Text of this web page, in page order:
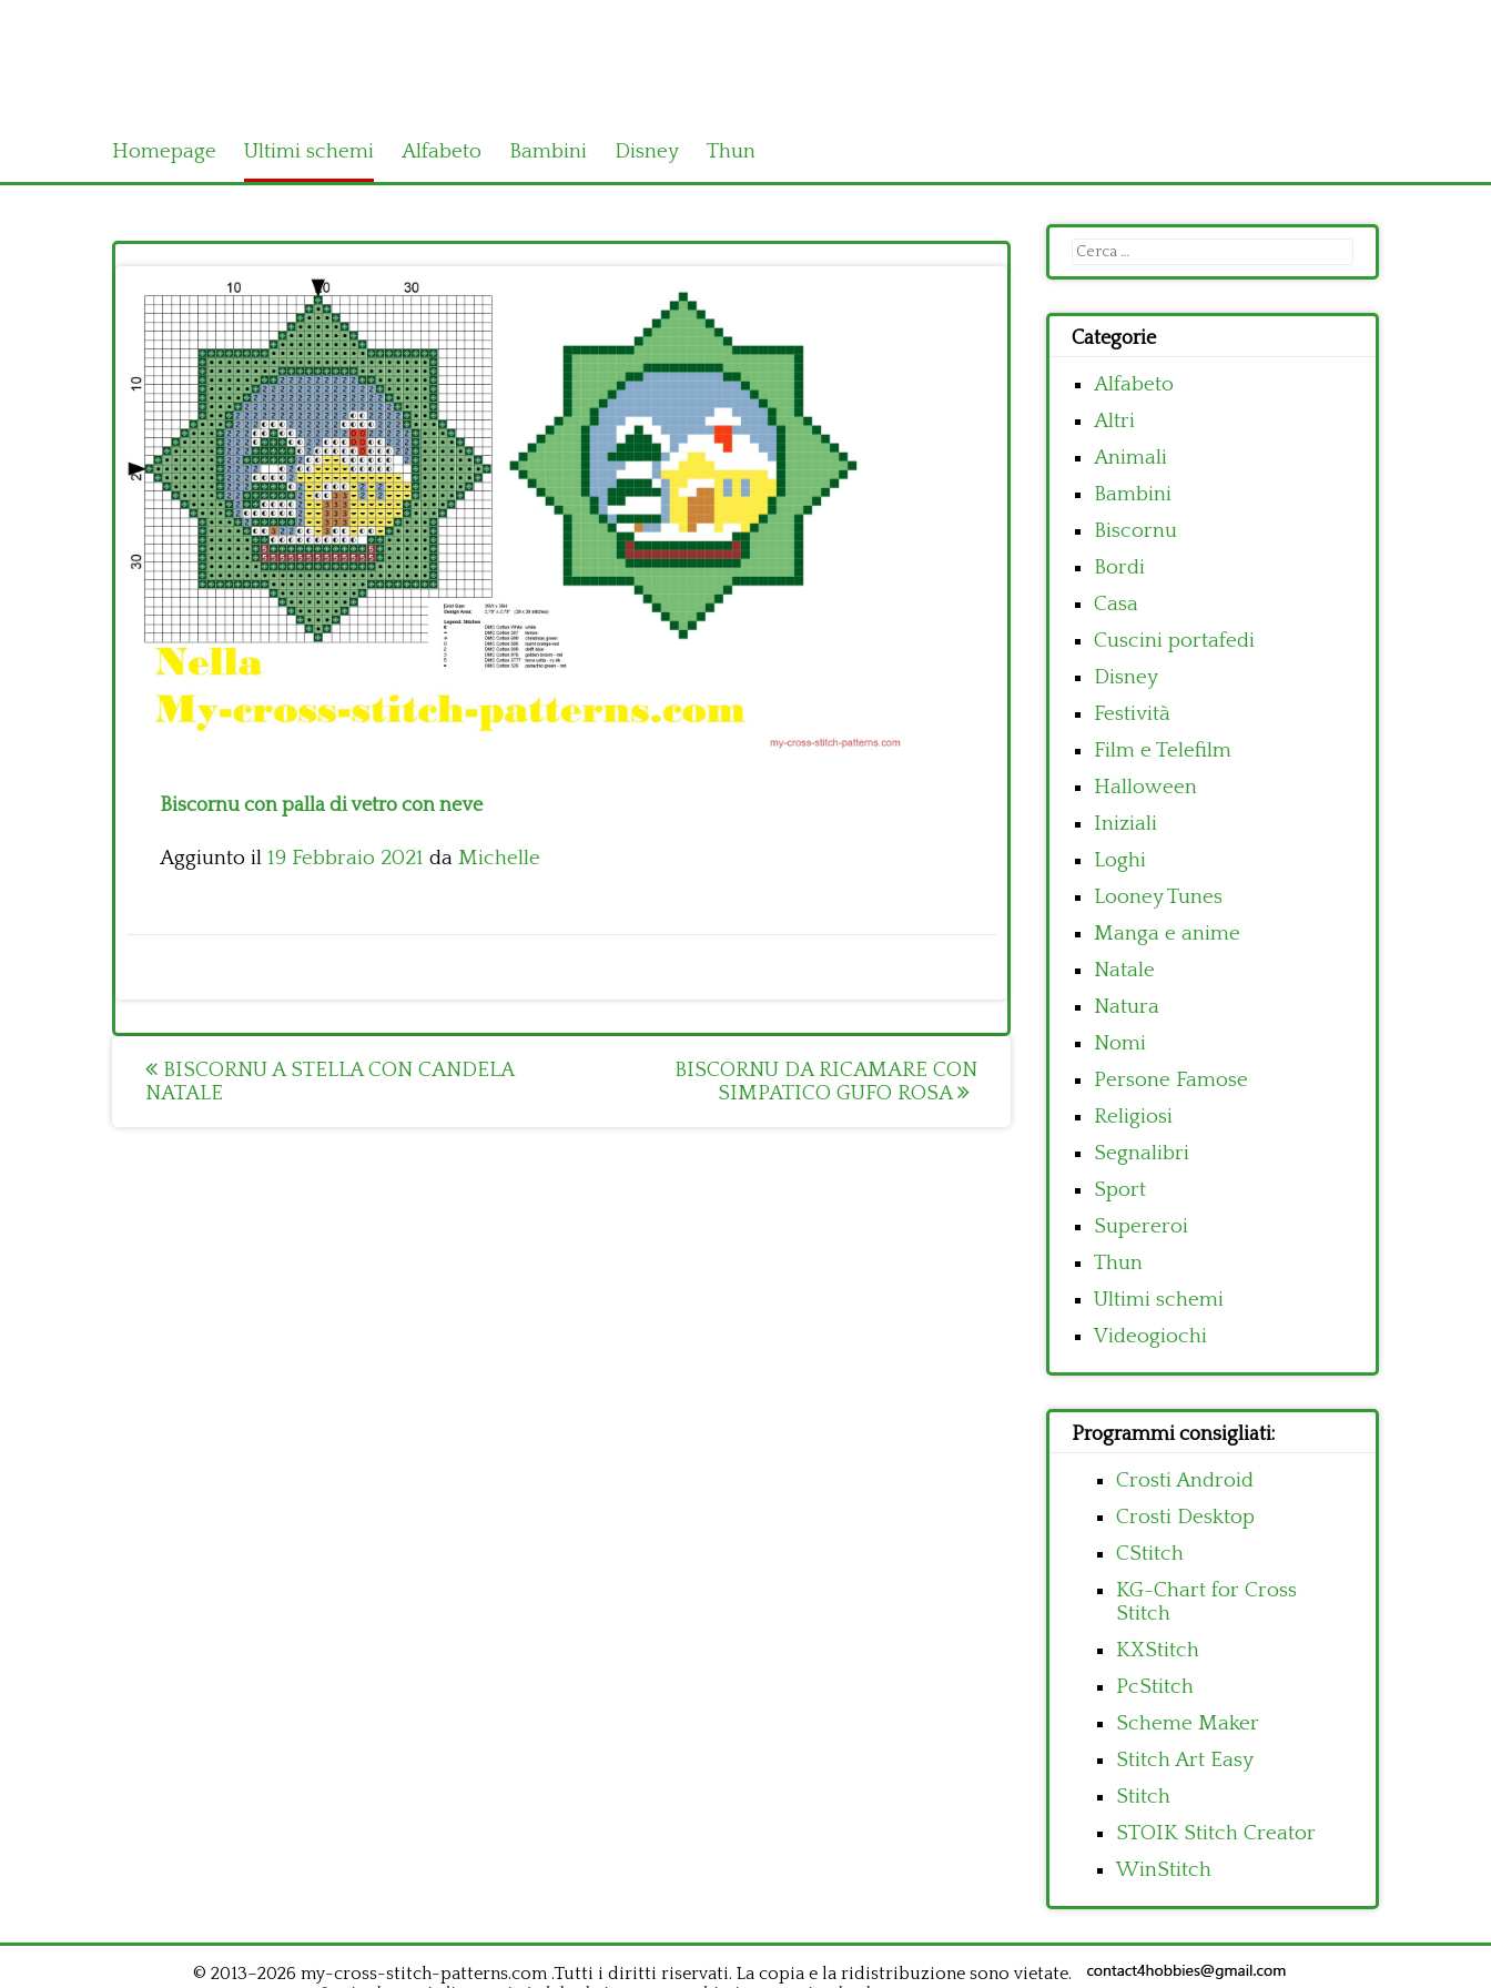
Homepage Ultimi schemi Alfabeto Bambini Disney Thun
Biscornu con palla di vetro con neve
Aggiunto il 19 Febbraio 2021 da Michelle
Post
navigation
BISCORNU A STELLA CON CANDELA
NATALE
BISCORNU DA RICAMARE CON
SIMPATICO GUFO ROSA
Ricerca
per:
Categorie
Alfabeto
Altri
Animali
Bambini
Biscornu
Bordi
Casa
Cuscini portafedi
Disney
Festività
Film e Telefilm
Halloween
Iniziali
Loghi
Looney Tunes
Manga e anime
Natale
Natura
Nomi
Persone Famose
Religiosi
Segnalibri
Sport
Supereroi
Thun
Ultimi schemi
Videogiochi
Programmi consigliati:
Crosti Android
Crosti Desktop
CStitch
KG-Chart for Cross
Stitch
KXStitch
PcStitch
Scheme Maker
Stitch Art Easy
Stitch
STOIK Stitch Creator
WinStitch
© 2013–2026 my-cross-stitch-patterns.com .Tutti i diritti riservati. La copia e la ridistribuzione sono vietate.